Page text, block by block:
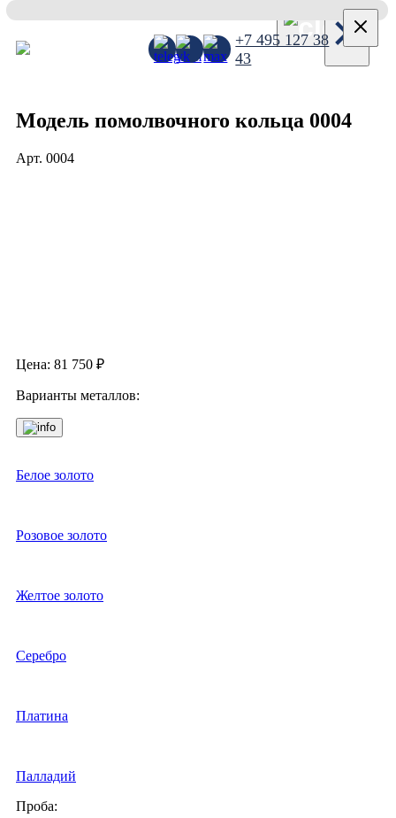
+7 495 127 38
43
Модель помолвочного кольца 0004
Арт. 0004
Цена: 81 750 ₽
Варианты металлов:
Белое золото
Розовое золото
Желтое золото
Серебро
Платина
Палладий
Проба:
×